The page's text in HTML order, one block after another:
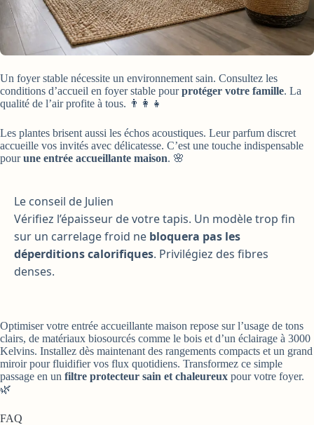
Un foyer stable nécessite un environnement sain. Consultez les
conditions d’accueil en foyer stable pourprotéger votre famille. La
qualité de l’air profite à tous. 👨‍👩‍👧‍
Les plantes brisent aussi les échos acoustiques. Leur parfum discret
accueille vos invités avec délicatesse. C’est une touche indispensable
pourune entrée accueillante maison. 🌸
Le conseil de Julien
Vérifiez l’épaisseur de votre tapis. Un modèle trop fin
sur un carrelage froid ne bloquera pas les
déperditions calorifiques. Privilégiez des fibres
denses.
Optimiser votre entrée accueillante maison repose sur l’usage de tons
clairs, de matériaux biosourcés comme le bois et d’un éclairage à 3000
Kelvins. Installez dès maintenant des rangements compacts et un grand
miroir pour fluidifier vos flux quotidiens. Transformez ce simple
passage en un filtre protecteur sain et chaleureux pour votre foyer.
🌿
FAQ